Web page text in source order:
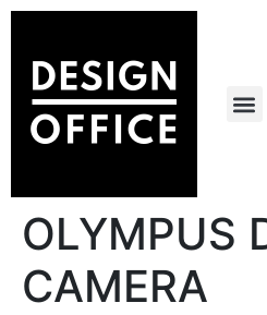
OLYMPUS
CAMERA